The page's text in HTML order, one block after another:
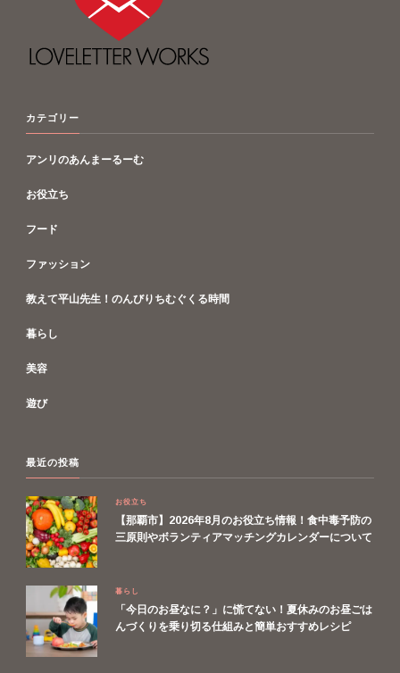
カテゴリー
アンリのあんまーるーむ
お役立ち
フード
ファッション
教えて平山先生！のんびりちむぐくる時間
暮らし
美容
遊び
最近の投稿
お役立ち
【那覇市】2026年8月のお役立ち情報！食中毒予防の
三原則やボランティアマッチングカレンダーについて
暮らし
「今日のお昼なに？」に慌てない！夏休みのお昼ごは
んづくりを乗り切る仕組みと簡単おすすめレシピ